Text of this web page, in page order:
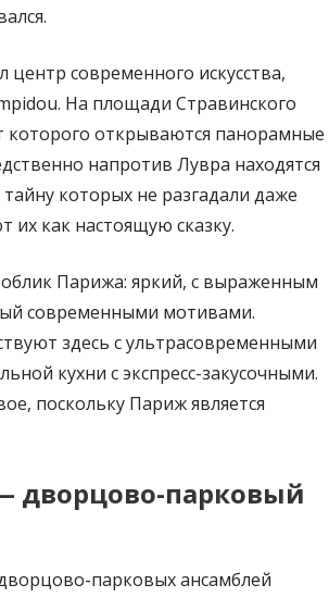
современного искусства,
На площади Стравинского
открываются панорамные
напротив Лувра находятся
которых не разгадали даже
как настоящую сказку.
Парижа: яркий, с выраженным
современными мотивами.
здесь с ультрасовременными
кухни с экспресс-закусочными.
поскольку Париж является
дворцово-парковый
парковых ансамблей